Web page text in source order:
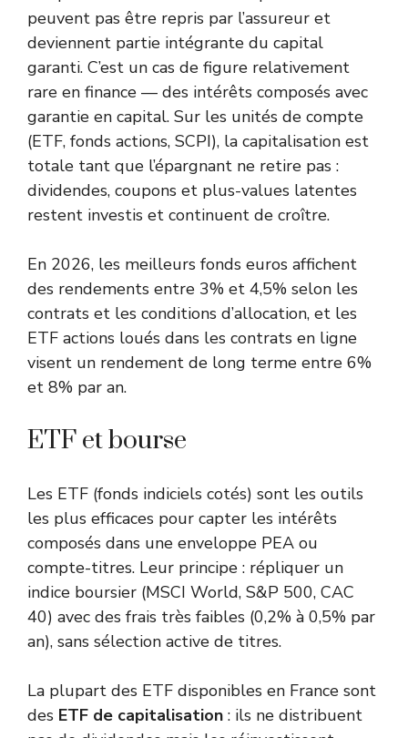
peuvent pas être repris par l’assureur et
deviennent partie intégrante du capital
garanti. C’est un cas de figure relativement
rare en finance — des intérêts composés avec
garantie en capital. Sur les unités de compte
(ETF, fonds actions, SCPI), la capitalisation est
totale tant que l’épargnant ne retire pas :
dividendes, coupons et plus-values latentes
restent investis et continuent de croître.
En 2026, les meilleurs fonds euros affichent
des rendements entre 3% et 4,5% selon les
contrats et les conditions d’allocation, et les
ETF actions loués dans les contrats en ligne
visent un rendement de long terme entre 6%
et 8% par an.
ETF et bourse
Les ETF (fonds indiciels cotés) sont les outils
les plus efficaces pour capter les intérêts
composés dans une enveloppe PEA ou
compte-titres. Leur principe : répliquer un
indice boursier (MSCI World, S&P 500, CAC
40) avec des frais très faibles (0,2% à 0,5% par
an), sans sélection active de titres.
La plupart des ETF disponibles en France sont
des ETF de capitalisation : ils ne distribuent